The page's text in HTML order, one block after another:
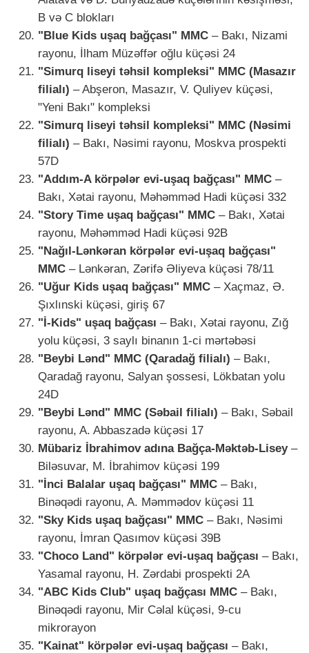
B və C blokları
"Blue Kids uşaq bağçası" MMC – Bakı, Nizami
rayonu, İlham Müzəffər oğlu küçəsi 24
"Simurq liseyi təhsil kompleksi" MMC (Masazır
filialı) – Abşeron, Masazır, V. Quliyev küçəsi,
"Yeni Bakı" kompleksi
"Simurq liseyi təhsil kompleksi" MMC (Nəsimi
filialı) – Bakı, Nəsimi rayonu, Moskva prospekti
57D
"Addım-A körpələr evi-uşaq bağçası" MMC –
Bakı, Xətai rayonu, Məhəmməd Hadi küçəsi 332
"Story Time uşaq bağçası" MMC – Bakı, Xətai
rayonu, Məhəmməd Hadi küçəsi 92B
"Nağıl-Lənkəran körpələr evi-uşaq bağçası"
MMC – Lənkəran, Zərifə Əliyeva küçəsi 78/11
"Uğur Kids uşaq bağçası" MMC – Xaçmaz, Ə.
Şıxlınski küçəsi, giriş 67
"İ-Kids" uşaq bağçası – Bakı, Xətai rayonu, Zığ
yolu küçəsi, 3 saylı binanın 1-ci mərtəbəsi
"Beybi Lənd" MMC (Qaradağ filialı) – Bakı,
Qaradağ rayonu, Salyan şossesi, Lökbatan yolu
24D
"Beybi Lənd" MMC (Səbail filialı) – Bakı, Səbail
rayonu, A. Abbaszadə küçəsi 17
Mübariz İbrahimov adına Bağça-Məktəb-Lisey–
Biləsuvar, M. İbrahimov küçəsi 199
"İnci Balalar uşaq bağçası" MMC – Bakı,
Binəqədi rayonu, A. Məmmədov küçəsi 11
"Sky Kids uşaq bağçası" MMC – Bakı, Nəsimi
rayonu, İmran Qasımov küçəsi 39B
"Choco Land" körpələr evi-uşaq bağçası – Bakı,
Yasamal rayonu, H. Zərdabi prospekti 2A
"ABC Kids Club" uşaq bağçası MMC – Bakı,
Binəqədi rayonu, Mir Cəlal küçəsi, 9-cu
mikrorayon
"Kainat" körpələr evi-uşaq bağçası – Bakı,